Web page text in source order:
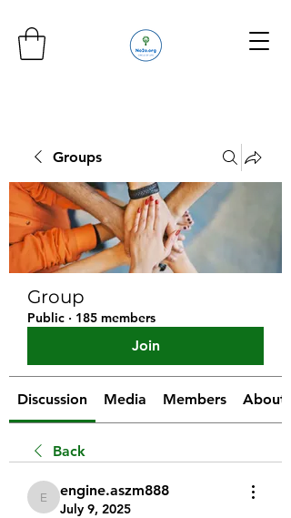
Groups
Group
Public · 185 members
Join
Discussion Media Members About
Back
engine.aszm888
engine.aszm888
July 9, 2025